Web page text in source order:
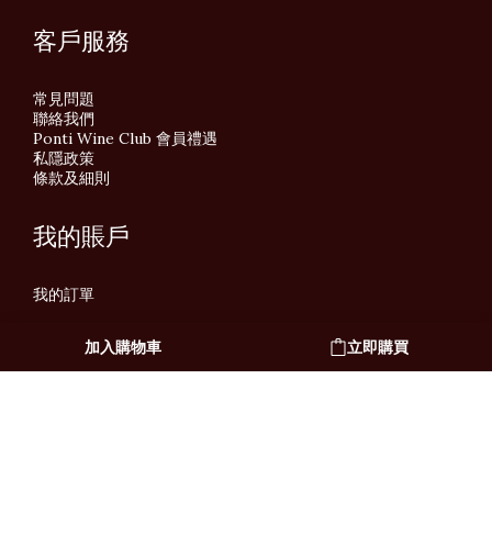
加入購物車 立即購買
客戶服務
常見問題
聯絡我們
Ponti Wine Club 會員禮遇
私隱政策
條款及細則
我的賬戶
我的訂單